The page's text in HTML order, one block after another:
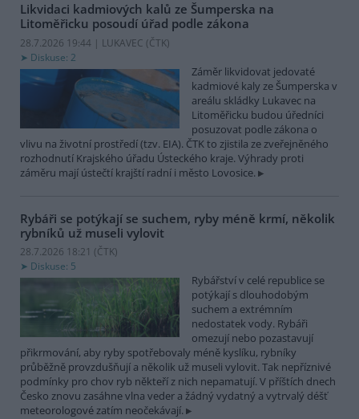
Likvidaci kadmiových kalů ze Šumperska na
Litoměřicku posoudí úřad podle zákona
28.7.2026 19:44 | LUKAVEC (ČTK)
Diskuse: 2
Záměr likvidovat jedovaté
kadmiové kaly ze Šumperska v
areálu skládky Lukavec na
Litoměřicku budou úředníci
posuzovat podle zákona o
vlivu na životní prostředí (tzv. EIA). ČTK to zjistila ze zveřejněného
rozhodnutí Krajského úřadu Ústeckého kraje. Výhrady proti
záměru mají ústečtí krajští radní i město Lovosice.
Rybáři se potýkají se suchem, ryby méně krmí, několik
rybníků už museli vylovit
28.7.2026 18:21 (ČTK)
Diskuse: 5
Rybářství v celé republice se
potýkají s dlouhodobým
suchem a extrémním
nedostatek vody. Rybáři
omezují nebo pozastavují
přikrmování, aby ryby spotřebovaly méně kyslíku, rybníky
průběžně provzdušňují a několik už museli vylovit. Tak nepříznivé
podmínky pro chov ryb někteří z nich nepamatují. V příštích dnech
Česko znovu zasáhne vlna veder a žádný vydatný a vytrvalý déšť
meteorologové zatím neočekávají.